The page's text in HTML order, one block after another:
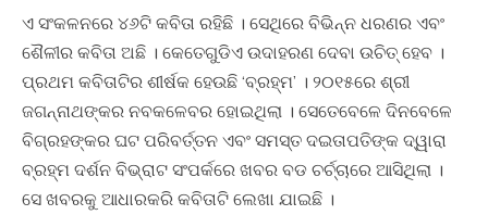
ଏ ସଂକଳନରେ ୪୬ଟି କବିତା ରହିଛି । ସେଥିରେ ବିଭିନ୍ନ ଧରଣର ଏବଂ
ଶୈଳୀର କବିତା ଅଛି । କେତେଗୁଡିଏ ଉଦାହରଣ ଦେବା ଉଚିତ୍‍ ହେବ ।
ପ୍ରଥମ କବିତାଟିର ଶୀର୍ଷକ ହେଉଛି ‘ବ୍ରହ୍ମ’ । ୨୦୧୫ରେ ଶ୍ରୀ
ଜଗନ୍ନାଥଙ୍କର ନବକଳେବର ହୋଇଥିଲା । ସେତେବେଳେ ଦିନବେଳେ
ବିଗ୍ରହଙ୍କର ଘଟ ପରିବର୍ତ୍ତନ ଏବଂ ସମସ୍ତ ଦଇତାପତିଙ୍କ ଦ୍ୱାରା
ବ୍ରହ୍ମ ଦର୍ଶନ ବିଭ୍ରାଟ ସଂପର୍କରେ ଖବର ବଡ ଚର୍ଚ୍ଚାରେ ଆସିଥିଲା ।
ସେ ଖବରକୁ ଆଧାରକରି କବିତାଟି ଲେଖା ଯାଇଛି ।